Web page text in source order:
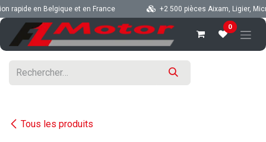
Se rendre au contenu
rapide en Belgique et en France +2 500 pièces Aixam, Ligier,
0
Tous les produits